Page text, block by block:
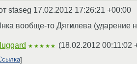
staseg 17.02.2012 17:26:21 +00:00
вообще-то Дягилева (ударение
★★★★★ (18.02.2012 00:11:02